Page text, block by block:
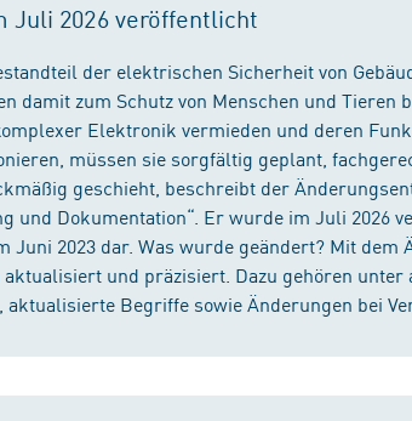
Juli 2026 veröffentlicht
der elektrischen Sicherheit von
zum Schutz von Menschen und Tieren
Elektronik vermieden und deren
müssen sie sorgfältig geplant,
geschieht, beschreibt der
und Dokumentation“. Er wurde im Juli 2026
Juni 2023 dar. Was wurde geändert? Mit dem
und präzisiert. Dazu gehören unter
Begriffe sowie Änderungen bei